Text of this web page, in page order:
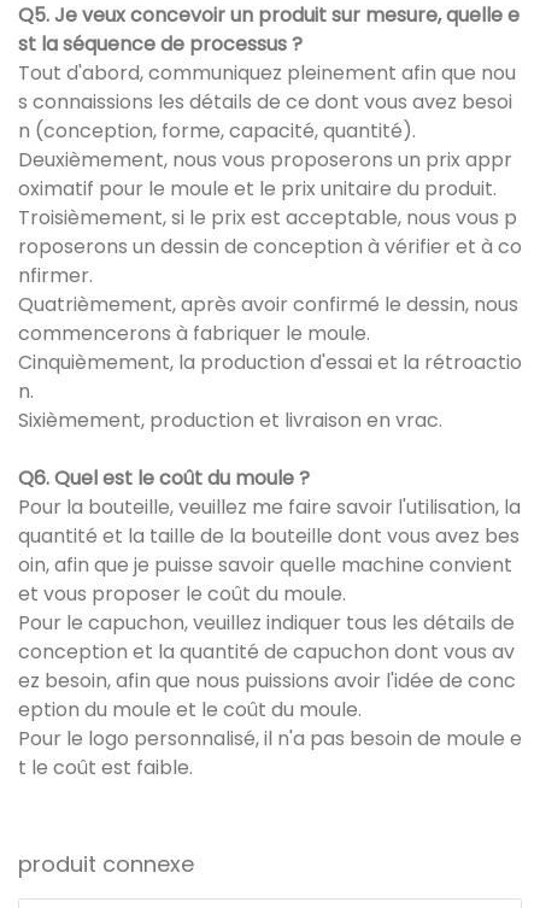
Q5. Je veux concevoir un produit sur mesure, quelle e
st la séquence de processus ?
Tout d'abord, communiquez pleinement afin que nou
s connaissions les détails de ce dont vous avez besoi
n (conception, forme, capacité, quantité).
Deuxièmement, nous vous proposerons un prix appr
oximatif pour le moule et le prix unitaire du produit.
Troisièmement, si le prix est acceptable, nous vous p
roposerons un dessin de conception à vérifier et à co
nfirmer.
Quatrièmement, après avoir confirmé le dessin, nous
commencerons à fabriquer le moule.
Cinquièmement, la production d'essai et la rétroactio
n.
Sixièmement, production et livraison en vrac.
Q6. Quel est le coût du moule ?
Pour la bouteille, veuillez me faire savoir l'utilisation, la
quantité et la taille de la bouteille dont vous avez bes
oin, afin que je puisse savoir quelle machine convient
et vous proposer le coût du moule.
Pour le capuchon, veuillez indiquer tous les détails de
conception et la quantité de capuchon dont vous av
ez besoin, afin que nous puissions avoir l'idée de conc
eption du moule et le coût du moule.
Pour le logo personnalisé, il n'a pas besoin de moule e
t le coût est faible.
produit connexe